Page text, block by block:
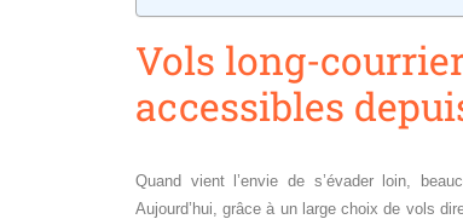
Vols long-
accessibles
Quand vient l’envie de s’évader loin,
Aujourd’hui, grâce à un large choix de vols